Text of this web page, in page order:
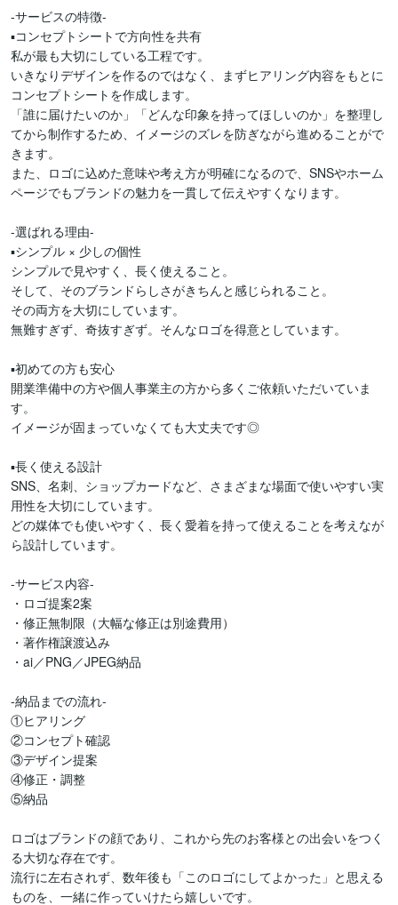
-サービスの特徴-
▪コンセプトシートで方向性を共有
私が最も大切にしている工程です。
いきなりデザインを作るのではなく、まずヒアリング内容をもとに
コンセプトシートを作成します。
「誰に届けたいのか」「どんな印象を持ってほしいのか」を整理し
てから制作するため、イメージのズレを防ぎながら進めることがで
きます。
また、ロゴに込めた意味や考え方が明確になるので、SNSやホーム
ページでもブランドの魅力を一貫して伝えやすくなります。
-選ばれる理由-
▪シンプル × 少しの個性
シンプルで見やすく、長く使えること。
そして、そのブランドらしさがきちんと感じられること。
その両方を大切にしています。
無難すぎず、奇抜すぎず。そんなロゴを得意としています。
▪初めての方も安心
開業準備中の方や個人事業主の方から多くご依頼いただいていま
す。
イメージが固まっていなくても大丈夫です◎
▪長く使える設計
SNS、名刺、ショップカードなど、さまざまな場面で使いやすい実
用性を大切にしています。
どの媒体でも使いやすく、長く愛着を持って使えることを考えなが
ら設計しています。
-サービス内容-
・ロゴ提案2案
・修正無制限（大幅な修正は別途費用）
・著作権譲渡込み
・ai／PNG／JPEG納品
-納品までの流れ-
①ヒアリング
②コンセプト確認
③デザイン提案
④修正・調整
⑤納品
ロゴはブランドの顔であり、これから先のお客様との出会いをつく
る大切な存在です。
流行に左右されず、数年後も「このロゴにしてよかった」と思える
ものを、一緒に作っていけたら嬉しいです。